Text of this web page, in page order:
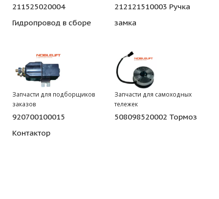
211525020004
Гидропровод в сборе
212121510003 Ручка
замка
Запчасти для подборщиков
заказов
920700100015
Контактор
Запчасти для самоходных
тележек
508098520002 Тормоз